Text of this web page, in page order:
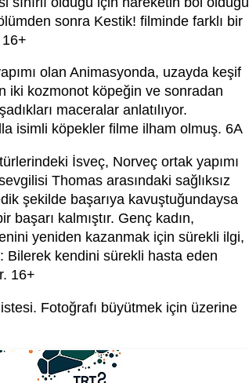
sonra Kestik! filminde farklı bir
olan Animasyonda, uzayda keşif
iki kozmonot köpeğin ve sonradan
maceralar anlatılıyor.
isimli köpekler filme ilham olmuş. 6A
İsveç, Norveç ortak yapımı
Thomas arasındaki sağlıksız
şekilde başarıya kavuştuğundaysa
başarı kalmıştır. Genç kadın,
yeniden kazanmak için sürekli ilgi,
Bilerek kendini sürekli hasta eden
16+
Fotoğrafı büyütmek için üzerine